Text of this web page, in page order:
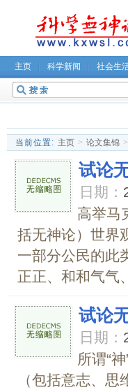
主页 科学新闻 社会生
无神论坛
当前位置: 主页 > 论文集锦 >
试论
日期：
高举马
括无神论）世界
一部分公民的此
正正、和和气气
试论
日期：
所谓“
（包括意志、